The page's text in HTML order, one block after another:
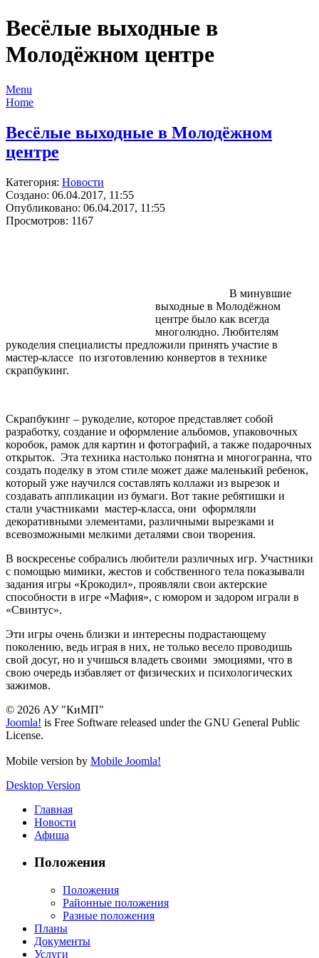
Весёлые выходные в
Молодёжном центре
Menu
Home
Весёлые выходные в Молодёжном
центре
Категория: Новости
Создано: 06.04.2017, 11:55
Опубликовано: 06.04.2017, 11:55
Просмотров: 1167
В минувшие
выходные в Молодёжном
центре было как всегда
многолюдно. Любителям
рукоделия специалисты предложили принять участие в
мастер-классе по изготовлению конвертов в технике
скрапбукинг.
Скрапбукинг – рукоделие, которое представляет собой
разработку, создание и оформление альбомов, упаковочных
коробок, рамок для картин и фотографий, а также подарочных
открыток. Эта техника настолько понятна и многогранна, что
создать поделку в этом стиле может даже маленький ребенок,
который уже научился составлять коллажи из вырезок и
создавать аппликации из бумаги. Вот такие ребятишки и
стали участниками мастер-класса, они оформляли
декоративными элементами, различными вырезками и
всевозможными мелкими деталями свои творения.
В воскресенье собрались любители различных игр. Участники
с помощью мимики, жестов и собственного тела показывали
задания игры «Крокодил», проявляли свои актерские
способности в игре «Мафия», с юмором и задором играли в
«Свинтус».
Эти игры очень близки и интересны подрастающему
поколению, ведь играя в них, не только весело проводишь
свой досуг, но и учишься владеть своими эмоциями, что в
свою очередь избавляет от физических и психологических
зажимов.
© 2026 АУ "КиМП"
Joomla! is Free Software released under the GNU General Public
License.
Mobile version by Mobile Joomla!
Desktop Version
Главная
Новости
Афиша
Положения
Положения
Районные положения
Разные положения
Планы
Документы
Услуги